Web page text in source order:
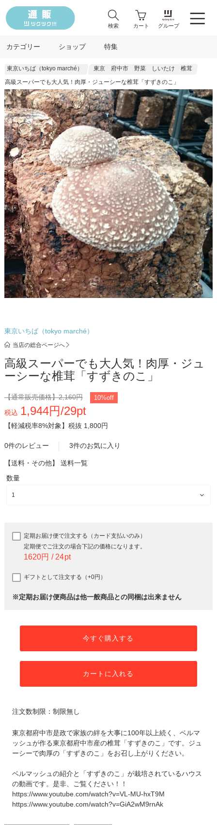
検索 カート グループ
カテゴリー ショップ 特集
東京いちば（tokyo marché）
東京 府中市 野菜 しいたけ 椎茸
高級スーパーでも大人気！肉厚・ジューシーな椎茸「すずきのこ」
東京いちば（tokyo marché）
当店の総合ページへ
高級スーパーでも大人気！肉厚・ジュ
ーシーな椎茸「すずきのこ」
【通常販売価格】2,160円 10%off
税込 1,944円/29pt
【軽減税率8%対象】 税抜 1,800円
0件のレビュー 3件のお気に入り
【送料・その他】 送料一覧
数量
定期お届け便で注文する（カード支払いのみ）
定期便でご注文の場合下記の価格になります。
1620 24
ギフトとして注文する（+0円）
※定期お届け便商品は他一般商品との同梱は出来ません
今すぐ購入する
カートに入れる
注文数制限：制限無し
東京都府中市是政で家族の絆を大事に100年以上続く、ベルマ
ッシュが作る東京都府中市産の椎茸「すずきのこ」です。ジュ
ーシーで肉厚の「すずきのこ」をお召し上がりください。
ベルマッシュの紹介と「すずきのこ」が栽培されているハウス
の動画です。是非、ご覧ください！！
https://www.youtube.com/watch?v=VL-MU-hxT9M
https://www.youtube.com/watch?v=GiA2wM9rnAk